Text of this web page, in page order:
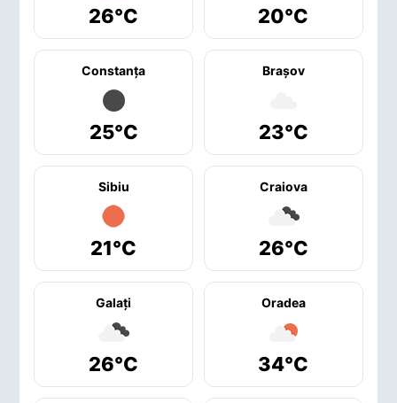
26°C 20°C
Constanţa
25°C
Braşov
23°C
Sibiu
21°C
Craiova
26°C
Galaţi
26°C
Oradea
34°C